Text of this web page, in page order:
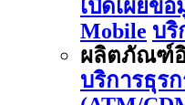
เปิดเผยข้
Mobile บริ
ผลิตภัณฑ์อิ
บริการธุร